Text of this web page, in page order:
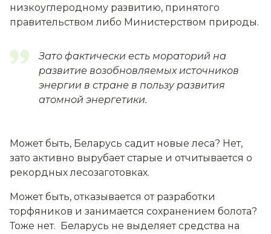
низкоуглеродному развитию, принятого
правительством либо Министерством природы.
Зато фактически есть мораторий на
развитие возобновляемых источников
энергии в стране в пользу развития
атомной энергетики.
Может быть, Беларусь садит новые леса? Нет,
зато активно вырубает старые и отчитывается о
рекордных лесозаготовках.
Может быть, отказывается от разработки
торфяников и занимается сохранением болота?
Тоже нет. Беларусь не выделяет средства на